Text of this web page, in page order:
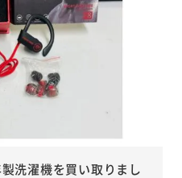
洗濯機を買い取りまし